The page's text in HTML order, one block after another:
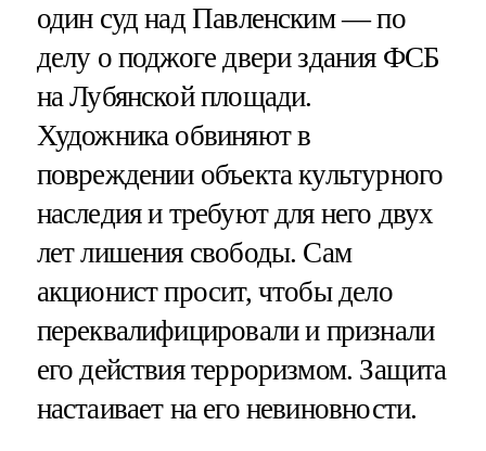
один суд над Павленским — по
делу о поджоге двери здания ФСБ
на Лубянской площади.
Художника обвиняют в
повреждении объекта культурного
наследия и требуют для него двух
лет лишения свободы. Сам
акционист просит, чтобы дело
переквалифицировали и признали
его действия терроризмом. Защита
настаивает на его невиновности.